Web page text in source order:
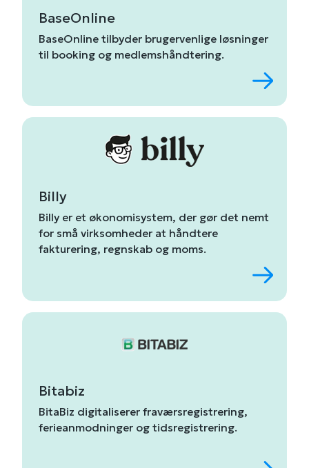
BaseOnline
BaseOnline tilbyder brugervenlige løsninger
til booking og medlemshåndtering.
Billy
Billy er et økonomisystem, der gør det nemt
for små virksomheder at håndtere
fakturering, regnskab og moms.
Bitabiz
BitaBiz digitaliserer fraværsregistrering,
ferieanmodninger og tidsregistrering.